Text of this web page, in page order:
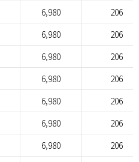
6,980
206
6,980
206
6,980
206
6,980
206
6,980
206
6,980
206
6,980
206